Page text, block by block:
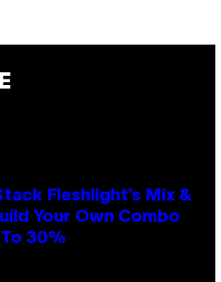
Fleshlight’s Mix &
Your Own Combo
30%